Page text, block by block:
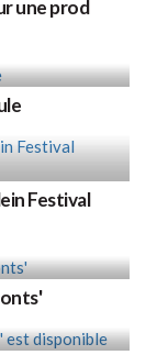
une prod
Festival